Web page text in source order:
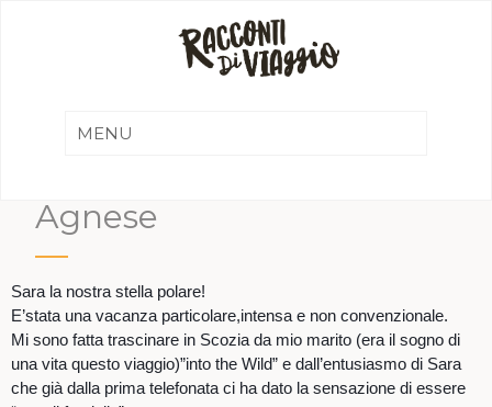
Agnese
Sara la nostra stella polare!
E’stata una vacanza particolare,intensa e non convenzionale.
Mi sono fatta trascinare in Scozia da mio marito (era il sogno di
una vita questo viaggio)”into the Wild” e dall’entusiasmo di Sara
che già dalla prima telefonata ci ha dato la sensazione di essere